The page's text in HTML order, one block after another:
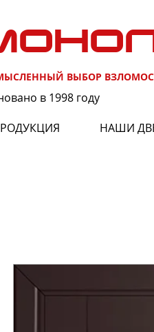
ВЫБОР
в 1998 году
НАШИ